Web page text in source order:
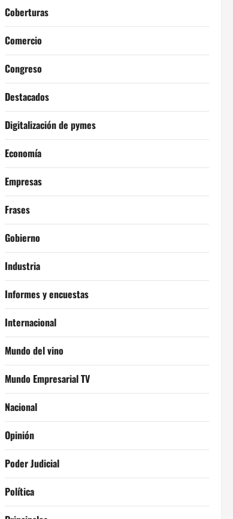
Coberturas
Comercio
Congreso
Destacados
Digitalización de pymes
Economía
Empresas
Frases
Gobierno
Industria
Informes y encuestas
Internacional
Mundo del vino
Mundo Empresarial TV
Nacional
Opinión
Poder Judicial
Política